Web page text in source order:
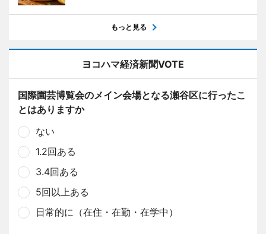
もっと見る
ヨコハマ経済新聞VOTE
国際園芸博覧会のメイン会場となる瀬谷区に行ったこ
とはありますか
ない
1.2回ある
3.4回ある
5回以上ある
日常的に（在住・在勤・在学中）